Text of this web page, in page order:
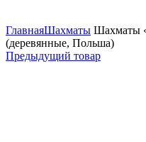
ГлавнаяШахматы Шахматы
(деревянные, Польша)
Предыдущий товар